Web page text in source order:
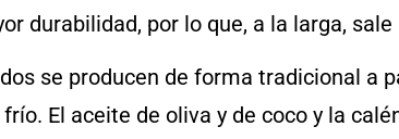
durabilidad, por lo que, a la larga,
se producen de forma tradicional a
El aceite de oliva y de coco y la